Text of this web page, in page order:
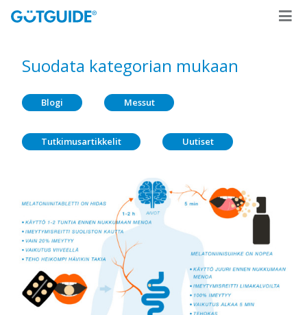
Suodata kategorian mukaan
Blogi Messut
Tutkimusartikkelit Uutiset